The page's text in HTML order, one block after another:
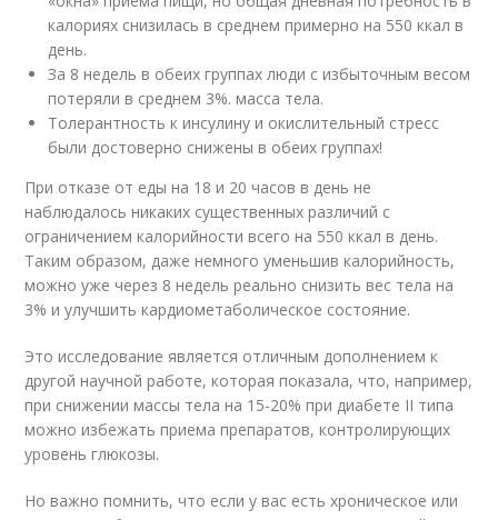
калориях снизилась в среднем примерно на 550 ккал в
день.
За 8 недель в обеих группах люди с избыточным весом
потеряли в среднем 3%. масса тела.
Толерантность к инсулину и окислительный стресс
были достоверно снижены в обеих группах!
При отказе от еды на 18 и 20 часов в день не
наблюдалось никаких существенных различий с
ограничением калорийности всего на 550 ккал в день.
Таким образом, даже немного уменьшив калорийность,
можно уже через 8 недель реально снизить вес тела на
3% и улучшить кардиометаболическое состояние.
Это исследование является отличным дополнением к
другой научной работе, которая показала, что, например,
при снижении массы тела на 15-20% при диабете II типа
можно избежать приема препаратов, контролирующих
уровень глюкозы.
Но важно помнить, что если у вас есть хроническое или